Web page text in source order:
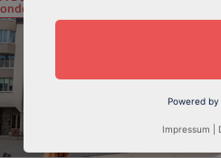
Powered by
Impressum